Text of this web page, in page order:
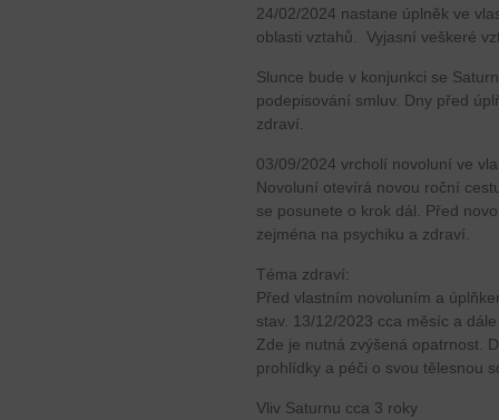
24/02/2024 nastane úplněk ve
oblasti vztahů. Vyjasní veškeré
Slunce bude v konjunkci se
podepisování smluv. Dny před
zdraví.
03/09/2024 vrcholí novoluní ve
Novoluní otevírá novou roční
se posunete o krok dál. Před
zejména na psychiku a zdraví.
Téma zdraví:
Před vlastním novoluním a
stav. 13/12/2023 cca měsíc a
Zde je nutná zvýšená opatrnost.
prohlídky a péči o svou tělesnou
Vliv Saturnu cca 3 roky